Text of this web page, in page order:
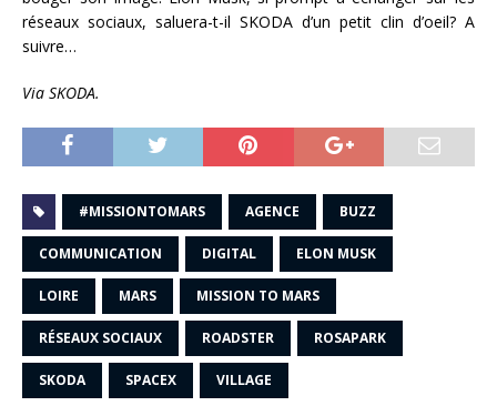
réseaux sociaux, saluera-t-il SKODA d’un petit clin d’oeil? A
suivre…
Via SKODA.
#MISSIONTOMARS AGENCE BUZZ
COMMUNICATION DIGITAL ELON MUSK
LOIRE MARS MISSION TO MARS
RÉSEAUX SOCIAUX ROADSTER ROSAPARK
SKODA SPACEX VILLAGE